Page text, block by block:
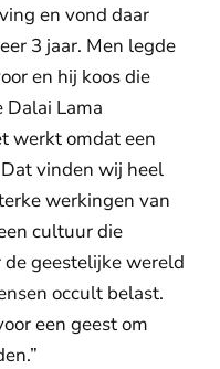
en vond daar
3 jaar. Men legde
en hij koos die
Lama
werkt omdat een
vinden wij heel
werkingen van
cultuur die
geestelijke wereld
occult belast.
een geest om